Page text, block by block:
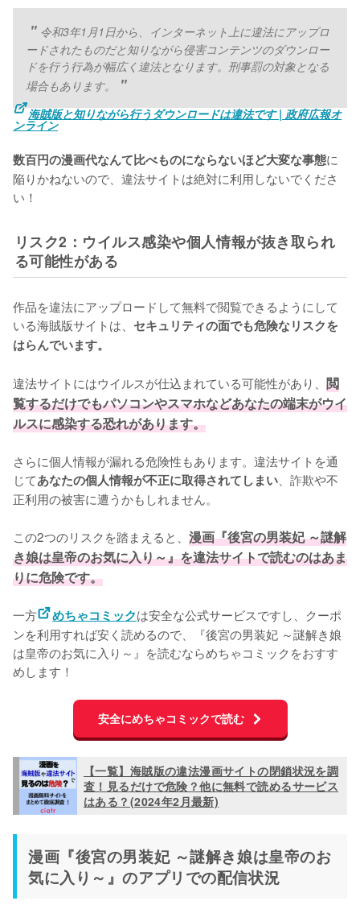
令和3年1月1日から、インターネット上に違法にアップロ
ードされたものだと知りながら侵害コンテンツのダウンロー
ドを行う行為が幅広く違法となります。刑事罰の対象となる
場合もあります。
海賊版と知りながら行うダウンロードは違法です | 政府広報オ
ンライン
数百円の漫画代なんて比べものにならないほど大変な事態に
陥りかねないので、違法サイトは絶対に利用しないでくださ
い！
リスク2：ウイルス感染や個人情報が抜き取られ
る可能性がある
作品を違法にアップロードして無料で閲覧できるようにして
いる海賊版サイトは、 セキュリティの面でも危険なリスクを
はらんでいます。
違法サイトにはウイルスが仕込まれている可能性があり、 閲
覧するだけでもパソコンやスマホなどあなたの端末がウイ
ルスに感染する恐れがあります。
さらに個人情報が漏れる危険性もあります。違法サイトを通
じてあなたの個人情報が不正に取得されてしまい 、詐欺や不
正利用の被害に遭うかもしれません。
この2つのリスクを踏まえると、 漫画『後宮の男装妃 ～謎解
き娘は皇帝のお気に入り～』を違法サイトで読むのはあま
りに危険です。
一方 めちゃコミックは安全な公式サービスですし、クーポ
ンを利用すれば安く読めるので、『後宮の男装妃 ～謎解き娘
は皇帝のお気に入り～』を読むならめちゃコミックをおすす
めします！
安全にめちゃコミックで読む
【一覧】海賊版の違法漫画サイトの閉鎖状況を調
査！見るだけで危険？他に無料で読めるサービス
はある？(2024年2月最新)
漫画『後宮の男装妃 ～謎解き娘は皇帝のお
気に入り～』のアプリでの配信状況